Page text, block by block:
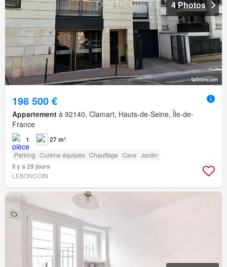
4 Photos
198 500 €
Appartement à 92140, Clamart, Hauts-de-Seine, Île-de-
France
1 27 m²
Parking Cuisine équipée Chauffage Cave Jardin
Il y a 29 jours
LEBONCOIN